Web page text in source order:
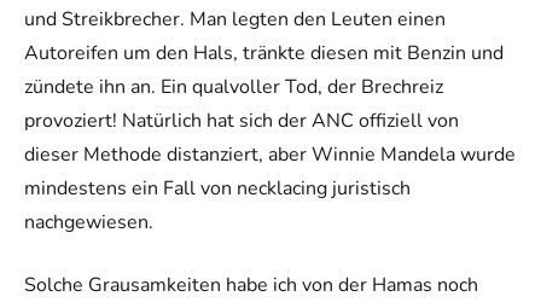
und Streikbrecher. Man legten den Leuten einen
Autoreifen um den Hals, tränkte diesen mit Benzin und
zündete ihn an. Ein qualvoller Tod, der Brechreiz
provoziert! Natürlich hat sich der ANC offiziell von
dieser Methode distanziert, aber Winnie Mandela wurde
mindestens ein Fall von necklacing juristisch
nachgewiesen.
Solche Grausamkeiten habe ich von der Hamas noch